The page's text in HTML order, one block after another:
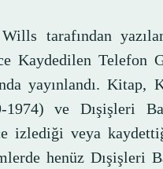
tarafından
Kaydedilen Telefon
yayınlandı. Kitap,
1974) ve Dışişleri
izlediği veya
henüz Dışişleri